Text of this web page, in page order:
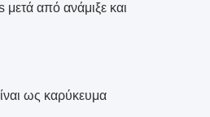
από ανάμιξε και
ως καρύκευμα